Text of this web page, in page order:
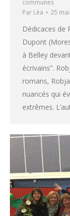
communes
Par Léa 25
Dédicaces de
Dupont
à Belley
écrivains”.
romans,
nuancés qui
extrêmes.